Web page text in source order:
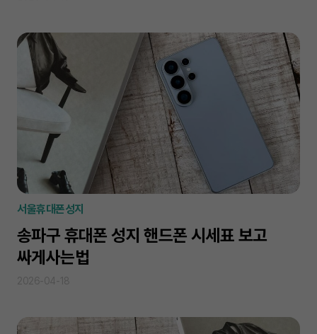
서울휴대폰성지
송파구 휴대폰 성지 핸드폰 시세표 보고
싸게사는법